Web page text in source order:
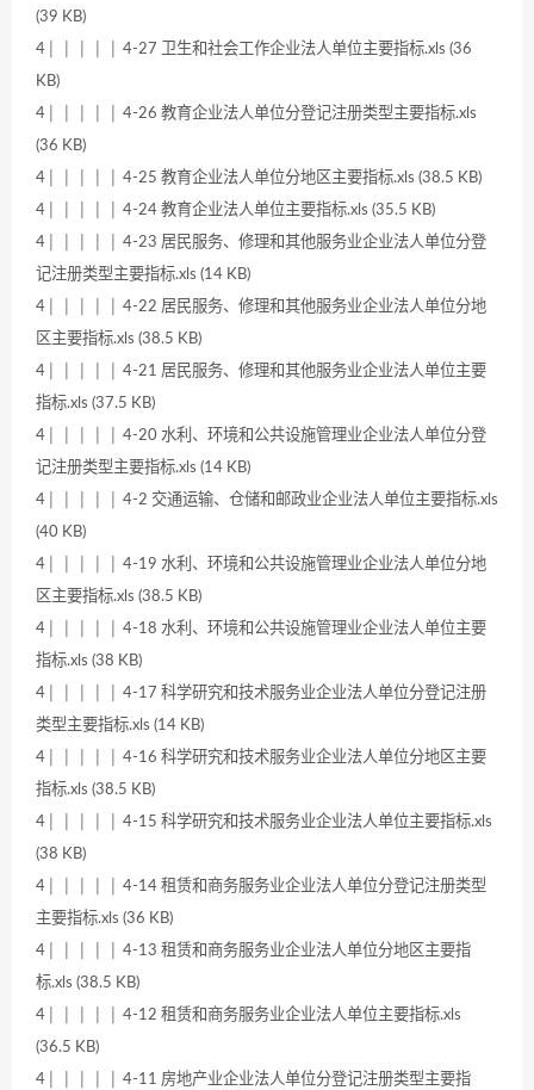
(39 KB)
4│ │ │ │ │ 4-27 卫生和社会工作企业法人单位主要指标.xls (36
KB)
4│ │ │ │ │ 4-26 教育企业法人单位分登记注册类型主要指标.xls
(36 KB)
4│ │ │ │ │ 4-25 教育企业法人单位分地区主要指标.xls (38.5 KB)
4│ │ │ │ │ 4-24 教育企业法人单位主要指标.xls (35.5 KB)
4│ │ │ │ │ 4-23 居民服务、修理和其他服务业企业法人单位分登
记注册类型主要指标.xls (14 KB)
4│ │ │ │ │ 4-22 居民服务、修理和其他服务业企业法人单位分地
区主要指标.xls (38.5 KB)
4│ │ │ │ │ 4-21 居民服务、修理和其他服务业企业法人单位主要
指标.xls (37.5 KB)
4│ │ │ │ │ 4-20 水利、环境和公共设施管理业企业法人单位分登
记注册类型主要指标.xls (14 KB)
4│ │ │ │ │ 4-2 交通运输、仓储和邮政业企业法人单位主要指标.xls
(40 KB)
4│ │ │ │ │ 4-19 水利、环境和公共设施管理业企业法人单位分地
区主要指标.xls (38.5 KB)
4│ │ │ │ │ 4-18 水利、环境和公共设施管理业企业法人单位主要
指标.xls (38 KB)
4│ │ │ │ │ 4-17 科学研究和技术服务业企业法人单位分登记注册
类型主要指标.xls (14 KB)
4│ │ │ │ │ 4-16 科学研究和技术服务业企业法人单位分地区主要
指标.xls (38.5 KB)
4│ │ │ │ │ 4-15 科学研究和技术服务业企业法人单位主要指标.xls
(38 KB)
4│ │ │ │ │ 4-14 租赁和商务服务业企业法人单位分登记注册类型
主要指标.xls (36 KB)
4│ │ │ │ │ 4-13 租赁和商务服务业企业法人单位分地区主要指
标.xls (38.5 KB)
4│ │ │ │ │ 4-12 租赁和商务服务业企业法人单位主要指标.xls
(36.5 KB)
4│ │ │ │ │ 4-11 房地产业企业法人单位分登记注册类型主要指